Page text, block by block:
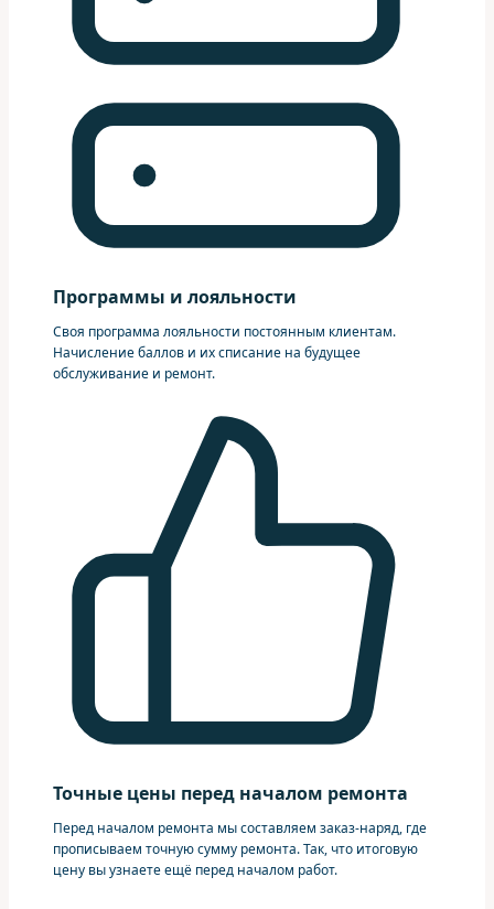
Программы и лояльности
Своя программа лояльности постоянным клиентам.
Начисление баллов и их списание на будущее
обслуживание и ремонт.
Точные цены перед началом ремонта
Перед началом ремонта мы составляем заказ-наряд, где
прописываем точную сумму ремонта. Так, что итоговую
цену вы узнаете ещё перед началом работ.